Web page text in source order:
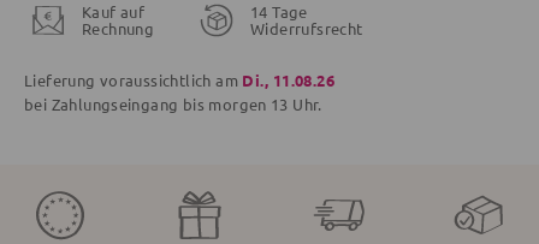
Kauf auf
Rechnung
14 Tage
Widerrufsrecht
Lieferung voraussichtlich am Di., 11.08.26
bei Zahlungseingang bis morgen 13 Uhr.